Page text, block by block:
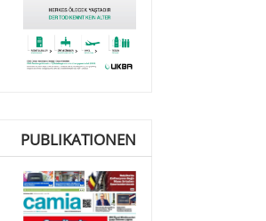
PUBLIKATIONEN